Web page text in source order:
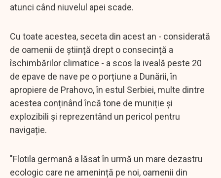
atunci când niuvelul apei scade.
Cu toate acestea, seceta din acest an - considerată
de oamenii de știință drept o consecință a
îschimbărilor climatice - a scos la iveală peste 20
de epave de nave pe o porțiune a Dunării, în
apropiere de Prahovo, în estul Serbiei, multe dintre
acestea conținând încă tone de muniție și
explozibili și reprezentând un pericol pentru
navigație.
"Flotila germană a lăsat în urmă un mare dezastru
ecologic care ne amenință pe noi, oamenii din